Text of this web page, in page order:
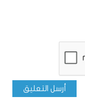
أرسل التعليق